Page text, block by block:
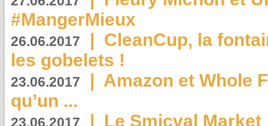
#MangerMieux
26.06.2017 | CleanCup, la
les gobelets !
23.06.2017 | Amazon et Whole
qu’un ...
23.06.2017 | Le Smicval